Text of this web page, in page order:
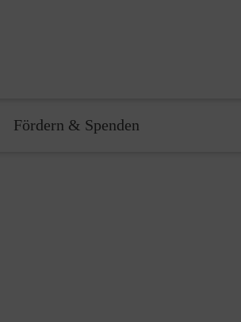
Fördern & Spenden